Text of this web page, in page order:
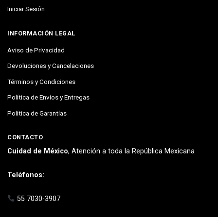
Iniciar Sesión
INFORMACIÓN LEGAL
Aviso de Privacidad
Devoluciones y Cancelaciones
Términos y Condiciones
Política de Envíos y Entregas
Política de Garantías
CONTACTO
Cuidad de México, Atención a toda la República Mexicana
Teléfonos:
55 7030-3907